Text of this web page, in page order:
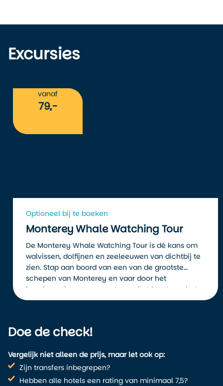
Excursies
vanaf
79,-
Optioneel bij te boeken
Monterey Whale Watching Tour
De Monterey Whale Watching Tour is dé kans om
walvissen, dolfijnen en zeeleeuwen van dichtbij te
zien. Stap aan boord van een van de grootste
schepen van Monterey en vaar door het
beschermde zeereservaat waar het barst van het
leven.
Doe de check!
Vergelijk niet alleen de prijs, maar let ook op:
Zijn transfers inbegrepen?
Hebben alle hotels een rating van minimaal 7,5?